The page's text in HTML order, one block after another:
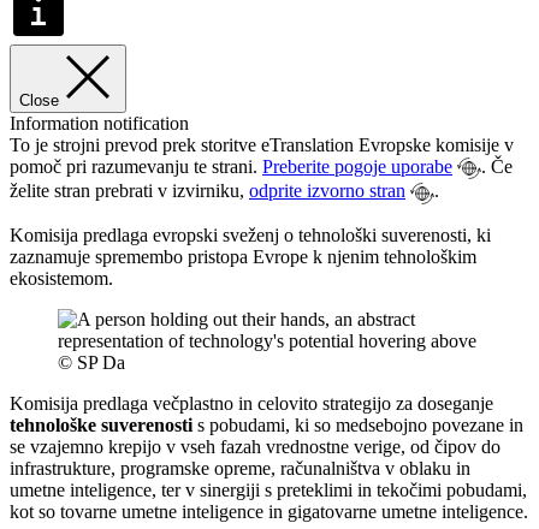
Close
Information notification
To je strojni prevod prek storitve eTranslation Evropske komisije v
pomoč pri razumevanju te strani. Preberite pogoje uporabe
. Če
želite stran prebrati v izvirniku, odprite izvorno stran .
Komisija predlaga evropski sveženj o tehnološki suverenosti, ki
zaznamuje spremembo pristopa Evrope k njenim tehnološkim
ekosistemom.
© SP Da
Komisija predlaga večplastno in celovito strategijo za doseganje
tehnološke suverenosti s pobudami, ki so medsebojno povezane in
se vzajemno krepijo v vseh fazah vrednostne verige, od čipov do
infrastrukture, programske opreme, računalništva v oblaku in
umetne inteligence, ter v sinergiji s preteklimi in tekočimi pobudami,
kot so tovarne umetne inteligence in gigatovarne umetne inteligence.